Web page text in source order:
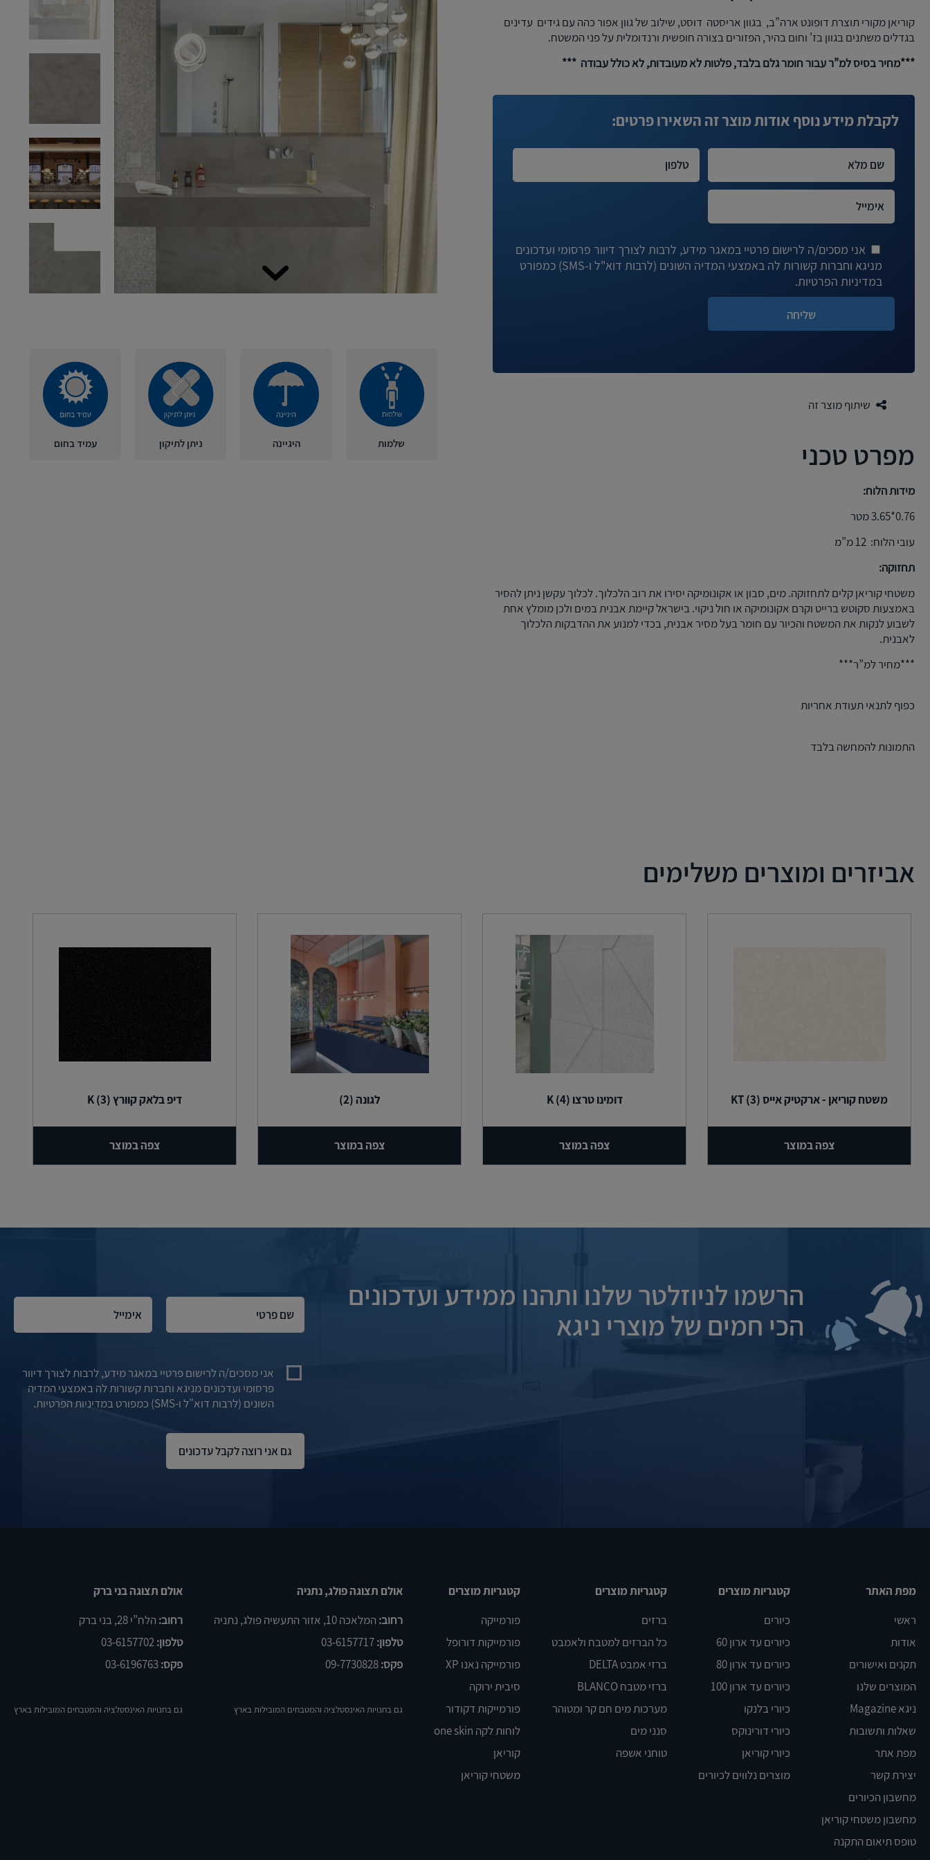
קוריאן מקורי תוצרת דופונט ארה”ב, בגוון אריסטה דוסט, שילוב של גוון אפור כהה עם גידים עדינים
בגדלים משתנים בגוון בז’ וחום בהיר, הפזורים בצורה חופשית ורנדומלית על פני המשטח.
***מחיר בסיס למ”ר עבור חומר גלם בלבד, פלטות לא מעובדות, לא כולל עבודה ***
לקבלת מידע נוסף אודות מוצר זה השאירו פרטים:
אני מסכים/ה לרישום פרטיי במאגר מידע, לרבות לצורך דיוור פרסומי ועדכונים
מניגא וחברות קשורות לה באמצעי המדיה השונים (לרבות דוא"ל ו-SMS) כמפורט
במדיניות הפרטיות.
שיתוף מוצר זה
מפרט טכני
מידות הלוח:
0.76*3.65 מטר
עובי הלוח: 12 מ”מ
תחזוקה:
משטחי קוריאן קלים לתחזוקה. מים, סבון או אקונומיקה יסירו את רוב הלכלוך. לכלוך עקשן ניתן להסיר
באמצעות סקוטש ברייט וקרם אקונומיקה או חול ניקוי. בישראל קיימת אבנית במים ולכן מומלץ אחת
לשבוע לנקות את המשטח והכיור עם חומר בעל מסיר אבנית, בכדי למנוע את ההדבקות הלכלוך
לאבנית.
***מחיר למ”ר***
כפוף לתנאי תעודת אחריות
התמונות להמחשה בלבד
שלמות היגיינה ניתן לתיקון עמיד בחום
אביזרים ומוצרים משלימים
משטח קוריאן - ארקטיק אייס (3) KT
צפה במוצר
דומינו טרצו (4) K
צפה במוצר
לגונה (2)
צפה במוצר
דיפ בלאק קוורץ (3) K
צפה במוצר
הרשמו לניוזלטר שלנו ותהנו ממידע ועדכונים
הכי חמים של מוצרי ניגא
אני מסכים/ה לרישום פרטיי במאגר מידע, לרבות לצורך דיוור
פרסומי ועדכונים מניגא וחברות קשורות לה באמצעי המדיה
השונים (לרבות דוא"ל ו-SMS) כמפורט במדיניות הפרטיות.
מפת האתר
ראשי
אודות
תקנים ואישורים
המוצרים שלנו
ניגא Magazine
שאלות ותשובות
מפת אתר
יצירת קשר
מחשבון הכיורים
מחשבון משטחי קוריאן
טופס תיאום התקנה
קטגריות מוצרים
כיורים
כיורים עד ארון 60
כיורים עד ארון 80
כיורים עד ארון 100
כיורי בלנקו
כיורי דורינוקס
כיורי קוריאן
מוצרים נלווים לכיורים
קטגריות מוצרים
ברזים
כל הברזים למטבח ולאמבט
ברזי אמבט DELTA
ברזי מטבח BLANCO
מערכות מים חם קר ומטוהר
סנני מים
טוחני אשפה
קטגריות מוצרים
פורמייקה
פורמייקות דורופל
פורמייקה נאנו XP
סיבית ירוקה
פורמייקות דקודור
לוחות לקה one skin
קוריאן
משטחי קוריאן
אולם תצוגה פולג, נתניה
רחוב: המלאכה 10, אזור התעשיה פולג, נתניה
טלפון:03-6157717
פקס:
גם בחנויות האינסטלציה והמטבחים המובילות בארץ
אולם תצוגה בני ברק
רחוב: הלח”י 28, בני ברק
טלפון:03-6157702
פקס:
גם בחנויות האינסטלציה והמטבחים המובילות בארץ